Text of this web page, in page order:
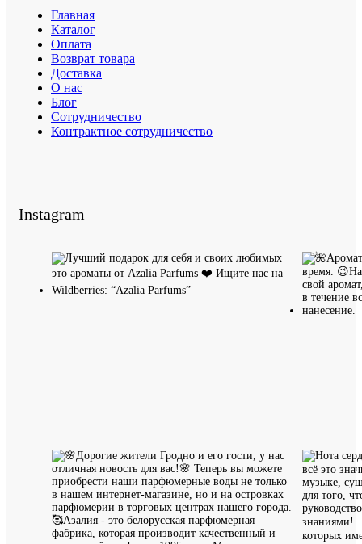
Главная
Каталог
Оплата
Возврат товара
Доставка
О нас
Блог
Сотрудничество
Контрактное сотрудничество
Instagram